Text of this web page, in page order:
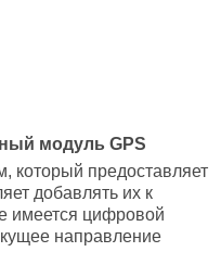
модуль GPS
который предоставляет
добавлять их к
имеется цифровой
направление